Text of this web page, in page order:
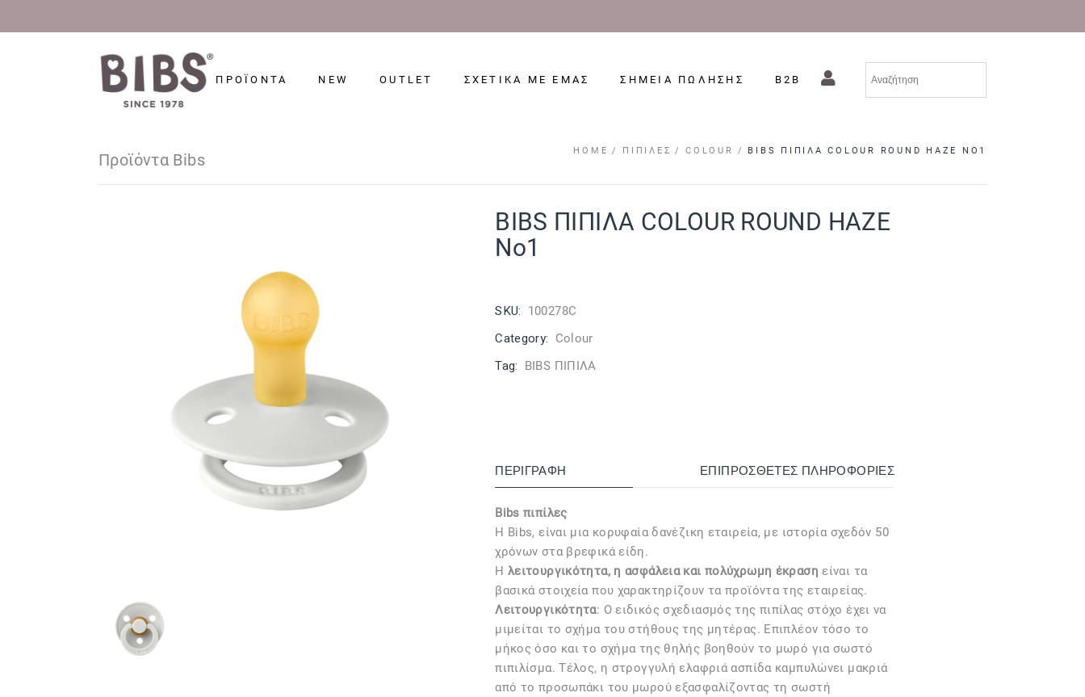
ΠΡΟΪΟΝΤΑ NEW OUTLET ΣΧΕΤΙΚΑ ΜΕ ΕΜΑΣ ΣΗΜΕΙΑ ΠΩΛΗΣΗΣ B2B
Προϊόντα Bibs HOME ΠΙΠΊΛΕΣ COLOUR BIBS ΠΙΠΙΛΑ COLOUR ROUND HAZE NO1
BIBS ΠΙΠΙΛΑ COLOUR ROUND HAZE
No1
SKU: 100278C
Category: Colour
Tag: BIBS ΠΙΠΙΛΑ
ΠΕΡΙΓΡΑΦΉ ΕΠΙΠΡΌΣΘΕΤΕΣ ΠΛΗΡΟΦΟΡΊΕΣ
Bibs πιπίλες
Η Bibs, είναι μια κορυφαία δανέζικη εταιρεία, με ιστορία σχεδόν 50
χρόνων στα βρεφικά είδη.
Η λειτουργικότητα, η ασφάλεια και πολύχρωμη έκραση είναι τα
βασικά στοιχεία που χαρακτηρίζουν τα προϊόντα της εταιρείας.
Λειτουργικότητα: Ο ειδικός σχεδιασμός της πιπίλας στόχο έχει να
μιμείται το σχήμα του στήθους της μητέρας. Επιπλέον τόσο το
μήκος όσο και το σχήμα της θηλής βοηθούν το μωρό για σωστό
πιπιλίσμα. Τέλος, η στρογγυλή ελαφριά ασπίδα καμπυλώνει μακριά
από το προσωπάκι του μωρού εξασφαλίζοντας τη σωστή